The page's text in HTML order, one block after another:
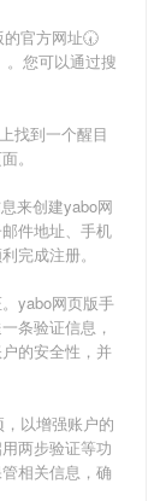
的官方网址🕢
。您可以通过搜
找到一个醒目
。
来创建yabo网
件地址、手机
完成注册。
yabo网页版手
条验证信息，
的安全性，并
以增强账户的
两步验证等功
相关信息，确